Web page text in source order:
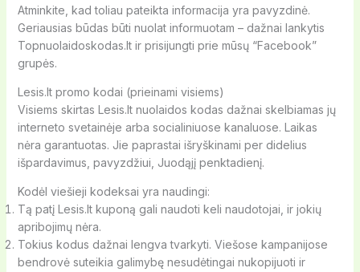
Atminkite, kad toliau pateikta informacija yra pavyzdinė.
Geriausias būdas būti nuolat informuotam – dažnai lankytis
Topnuolaidoskodas.lt ir prisijungti prie mūsų “Facebook”
grupės.
Lesis.lt promo kodai (prieinami visiems)
Visiems skirtas Lesis.lt nuolaidos kodas dažnai skelbiamas jų
interneto svetainėje arba socialiniuose kanaluose. Laikas
nėra garantuotas. Jie paprastai išryškinami per didelius
išpardavimus, pavyzdžiui, Juodąjį penktadienį.
Kodėl viešieji kodeksai yra naudingi:
Tą patį Lesis.lt kuponą gali naudoti keli naudotojai, ir jokių
apribojimų nėra.
Tokius kodus dažnai lengva tvarkyti. Viešose kampanijose
bendrovė suteikia galimybę nesudėtingai nukopijuoti ir